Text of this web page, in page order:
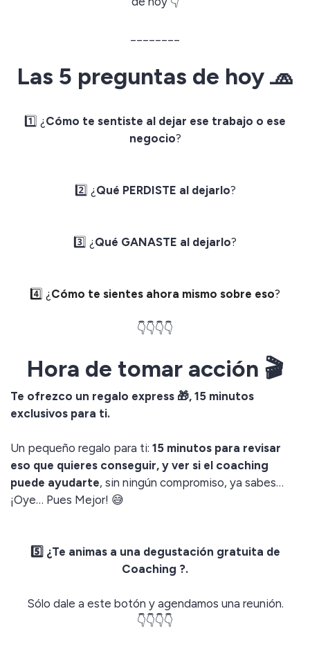
Las 5 preguntas de hoy 🧢
1️⃣ ¿ Cómo te sentiste al dejar ese trabajo o ese
negocio?
2️⃣ ¿ Qué PERDISTE al dejarlo?
3️⃣ ¿ Qué GANASTE al dejarlo?
4️⃣ ¿ Cómo te sientes ahora mismo sobre eso?
👇👇👇👇
Hora de tomar acción 🎬
Te ofrezco un regalo express 🎁, 15 minutos
exclusivos para ti.
Un pequeño regalo para ti: 15 minutos para revisar
eso que quieres conseguir, y ver si el coaching
puede ayudarte, sin ningún compromiso, ya sabes…
¡Oye… Pues Mejor! 😅
5️⃣ ¿Te animas a una degustación gratuita de
Coaching ?.
Sólo dale a este botón y agendamos una reunión.
👇👇👇👇